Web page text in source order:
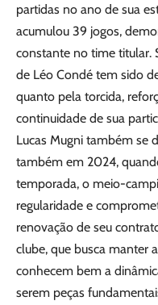
partidas no ano de sua
acumulou 39 jogos,
constante no time titular.
de Léo Condé tem sido
quanto pela torcida,
continuidade de sua
Lucas Mugni também se
também em 2024,
temporada, o meio-
regularidade e
renovação de seu
clube, que busca manter
conhecem bem a
serem peças